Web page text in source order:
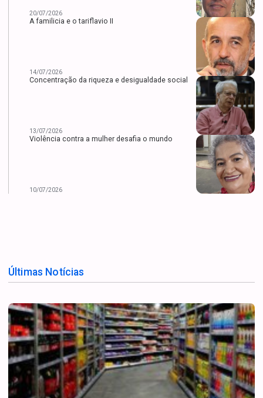
20/07/2026
A familicia e o tariflavio II
14/07/2026
Concentração da riqueza e desigualdade social
13/07/2026
Violência contra a mulher desafia o mundo
10/07/2026
Últimas Notícias